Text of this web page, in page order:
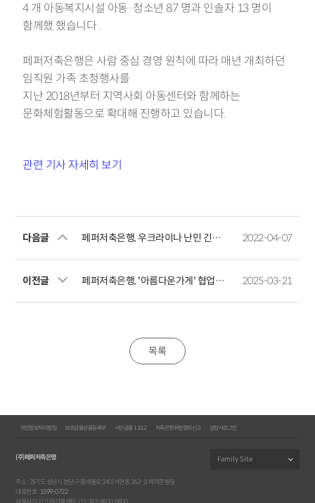
4개 아동복지시설 아동·청소년 87명과 인솔자 13명이
함께했 했습니다.
페퍼저축은행은 사람 중심 경영 원칙에 따라 매년 개최하던
임직원 가족 초청행사를
지난2018년부터 지역사회 아동센터와 함께하는
문화체험활동으로 확대해 진행하고 있습니다.
관련 기사 자세히 보기
다음글 페퍼저축은행, 우크라이나 난민 긴급 구호 지원금 1억 390만 원 기부 2022-04-07
이전글 페퍼저축은행, '아름다운가게' 협업 기부행사 성료 2025-03-21
목록
개인정보처리방침 보호금융상품등록부 서민금융 1332 저축은행위법행위신고 상담사로그인
(주)페퍼저축은행
주소 : 경기도 성남시 분당구 황새울로 340(서현동 262-1) 페퍼존빌딩
대표번호 : 1599-0722